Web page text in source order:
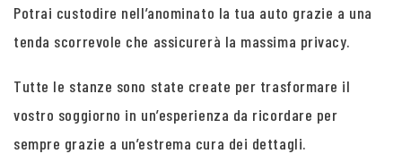
Potrai custodire nell’anominato la tua auto grazie a una
tenda scorrevole che assicurerà la massima privacy.
Tutte le stanze sono state create per trasformare il
vostro soggiorno in un’esperienza da ricordare per
sempre grazie a un’estrema cura dei dettagli.